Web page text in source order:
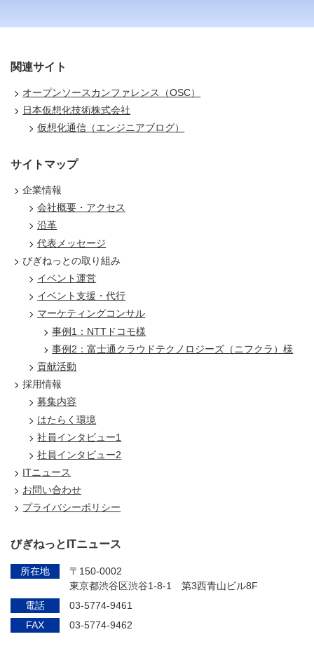
関連サイト
オープンソースカンファレンス（OSC）
日本仮想化技術株式会社
仮想化通信（エンジニアブログ）
サイトマップ
企業情報
会社概要・アクセス
沿革
代表メッセージ
びぎねっとの取り組み
イベント運営
イベント支援・代行
マーケティングコンサル
事例1：NTTドコモ様
事例2：富士通クラウドテクノロジーズ（ニフクラ）様
貢献活動
採用情報
募集内容
はたらく環境
社員インタビュー1
社員インタビュー2
ITニュース
お問い合わせ
プライバシーポリシー
びぎねっとITニュース
所在地
〒150-0002
東京都渋谷区渋谷1-8-1 第3西青山ビル8F
電話
03-5774-9461
FAX
03-5774-9462